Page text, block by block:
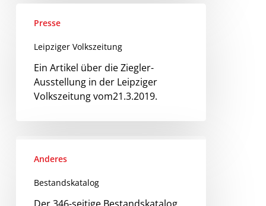
Presse
Leipziger Volkszeitung
Ein Artikel über die Ziegler-
Ausstellung in der Leipziger
Volkszeitung vom21.3.2019.
Anderes
Bestandskatalog